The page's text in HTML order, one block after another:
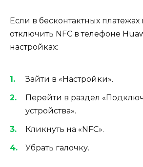
Если в бесконтактных
отключить NFC в телефоне
настройках:
Зайти в «Настройки».
Перейти в раздел
устройства».
Кликнуть на «NFC».
Убрать галочку.